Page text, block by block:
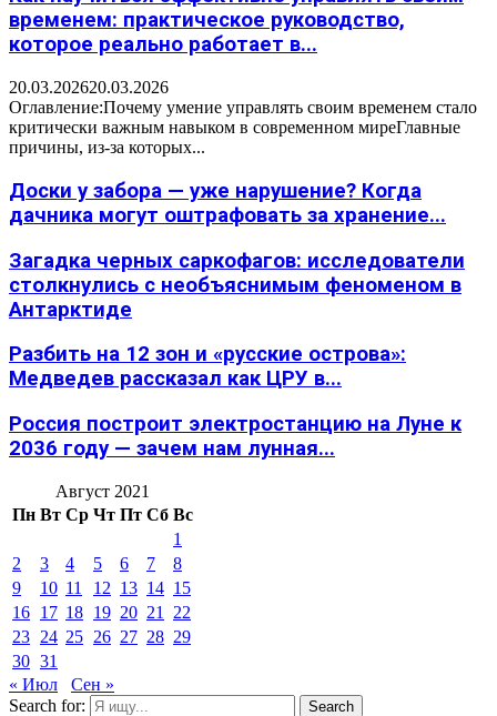
временем: практическое руководство,
которое реально работает в...
20.03.202620.03.2026
Оглавление:Почему умение управлять своим временем стало
критически важным навыком в современном миреГлавные
причины, из-за которых...
Доски у забора — уже нарушение? Когда
дачника могут оштрафовать за хранение...
Загадка черных саркофагов: исследователи
столкнулись с необъяснимым феноменом в
Антарктиде
Разбить на 12 зон и «русские острова»:
Медведев рассказал как ЦРУ в...
Россия построит электростанцию на Луне к
2036 году — зачем нам лунная...
Август 2021
Пн Вт Ср Чт Пт Сб Вс
1
2
3 4 5 6 7
8
9
10 11 12 13 14 15
16 17 18 19 20 21
22
23 24 25 26 27 28 29
30 31
« Июл
Сен »
Search for:
Search